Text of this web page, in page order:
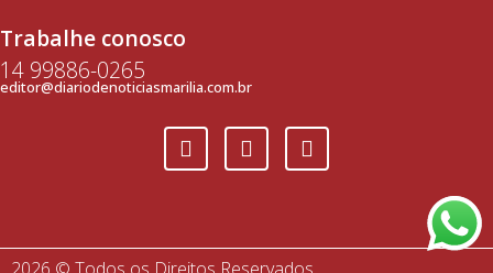
Trabalhe conosco
14 99886-0265
editor@diariodenoticiasmarilia.com.br